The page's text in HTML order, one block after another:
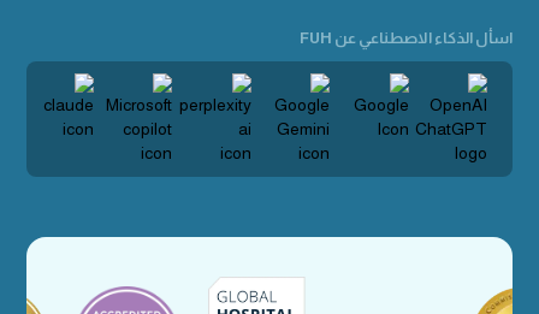
اسأل الذكاء الاصطناعي عن FUH